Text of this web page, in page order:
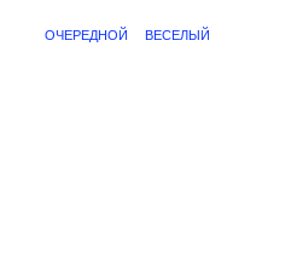
ОЧЕРЕДНОЙ ВЕСЕЛЫЙ